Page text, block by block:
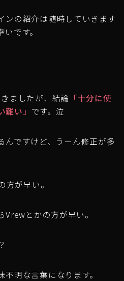
ンの紹介は随時していきます
です。
ましたが、結論 「十分に使
い」 です。泣
んですけど、うーん修正が多
が早い。
とかの方が早い。
明な言葉になります。